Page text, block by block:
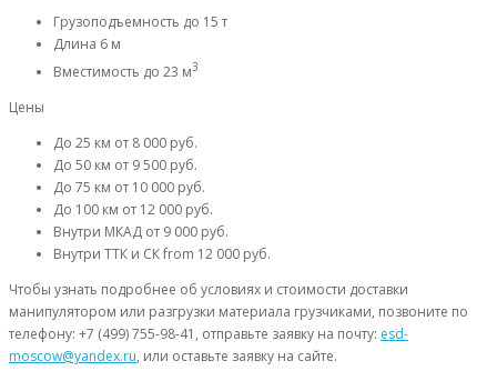
Грузоподъемность до 15 т
Длина 6 м
Вместимость до 23 м3
Цены
До 25 км от 8 000 руб.
До 50 км от 9 500 руб.
До 75 км от 10 000 руб.
До 100 км от 12 000 руб.
Внутри МКАД от 9 000 руб.
Внутри ТТК и СКfrom 12 000 руб.
Чтобы узнать подробнее об условиях и стоимости доставки
манипулятором или разгрузки материала грузчиками, позвоните по
телефону: +7 (499) 755-98-41, отправьте заявку на почту: esd-
moscow@yandex.ru, или оставьте заявку на сайте.